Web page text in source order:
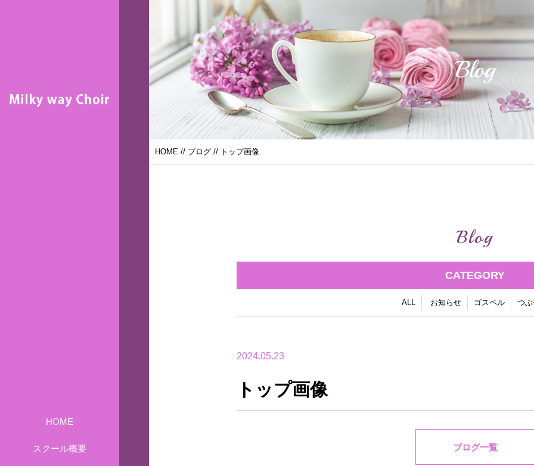
HOME
スクール概要
Blog
HOME // ブログ // トップ画像
Blog
CATEGORY
ALL お知らせ ゴスペル つ
2024.05.23
トップ画像
ブログ一覧